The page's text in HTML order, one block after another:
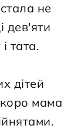
не
дев'яти
тата.
дітей
мама